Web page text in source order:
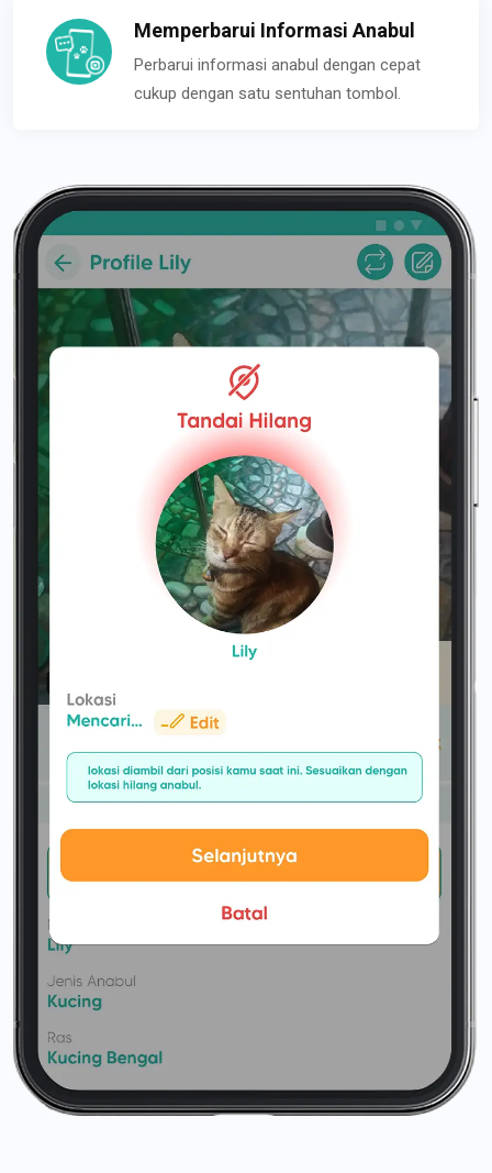
Memperbarui Informasi Anabul
Perbarui informasi anabul dengan cepat
cukup dengan satu sentuhan tombol.